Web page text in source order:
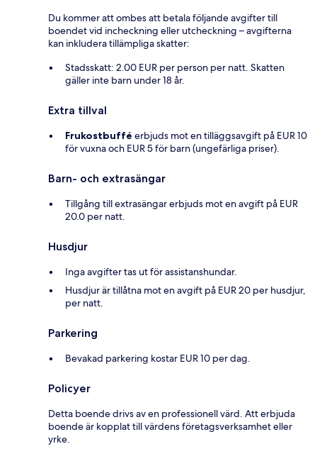
Du kommer att ombes att betala följande avgifter till
boendet vid incheckning eller utcheckning – avgifterna
kan inkludera tillämpliga skatter:
Stadsskatt: 2.00 EUR per person per natt. Skatten
gäller inte barn under 18 år.
Extra tillval
Frukostbuffé erbjuds mot en tilläggsavgift på EUR 10
för vuxna och EUR 5 för barn (ungefärliga priser).
Barn- och extrasängar
Tillgång till extrasängar erbjuds mot en avgift på EUR
20.0 per natt.
Husdjur
Inga avgifter tas ut för assistanshundar.
Husdjur är tillåtna mot en avgift på EUR 20 per husdjur,
per natt.
Parkering
Bevakad parkering kostar EUR 10 per dag.
Policyer
Detta boende drivs av en professionell värd. Att erbjuda
boende är kopplat till värdens företagsverksamhet eller
yrke.